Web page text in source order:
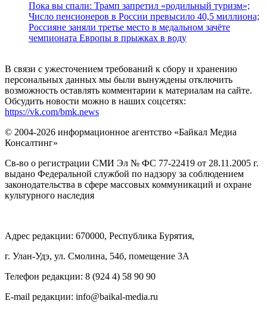
Пока вы спали: Трамп запретил «родильный туризм»;
Число пенсионеров в России превысило 40,5 миллиона;
Россияне заняли третье место в медальном зачёте
чемпионата Европы в прыжках в воду
В связи с ужесточением требований к сбору и хранению
персональных данных мы были вынуждены отключить
возможность оставлять комментарии к материалам на сайте.
Обсудить новости можно в наших соцсетях:
https://vk.com/bmk.news
© 2004-2026 информационное агентство «Байкал Медиа
Консалтинг»
Св-во о регистрации СМИ Эл № ФС 77-22419 от 28.11.2005 г.
выдано Федеральной службой по надзору за соблюдением
законодательства в сфере массовых коммуникаций и охране
культурного наследия
Адрес редакции: 670000, Республика Бурятия,
г. Улан-Удэ, ул. Смолина, 54б, помещение 3А
Телефон редакции: ‎‎8 (924 4) 58 90 90
E-mail редакции: info@baikal-media.ru